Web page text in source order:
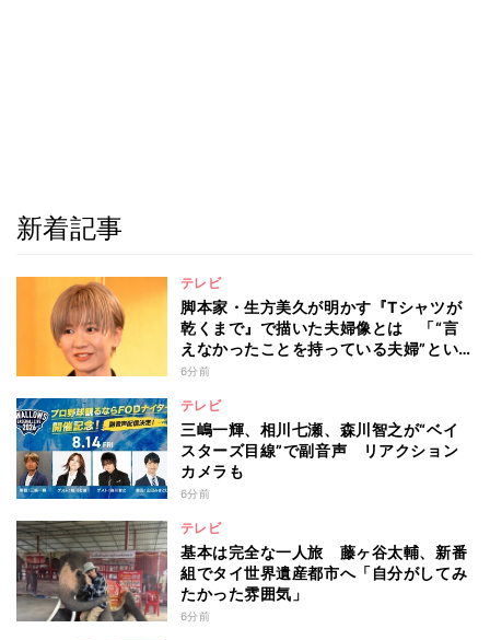
新着記事
テレビ
脚本家・生方美久が明かす『Tシャツが
乾くまで』で描いた夫婦像とは 「“言
えなかったことを持っている夫婦”とい
うのは面白いかも」
6分前
テレビ
三嶋一輝、相川七瀬、森川智之が“ベイ
スターズ目線”で副音声 リアクション
カメラも
6分前
テレビ
基本は完全な一人旅 藤ヶ谷太輔、新番
組でタイ世界遺産都市へ「自分がしてみ
たかった雰囲気」
6分前